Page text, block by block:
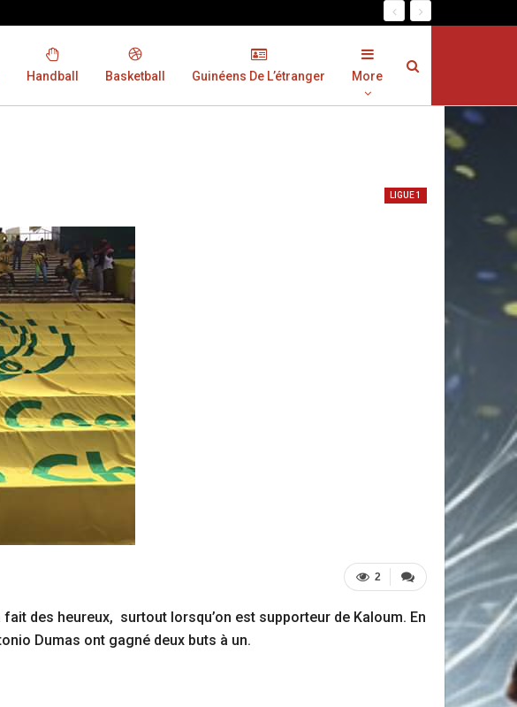
Handball Basketball Guinéens De L’étranger More
LIGUE 1
2
des heureux, surtout lorsqu’on est supporteur de Kaloum. En
Dumas ont gagné deux buts à un.